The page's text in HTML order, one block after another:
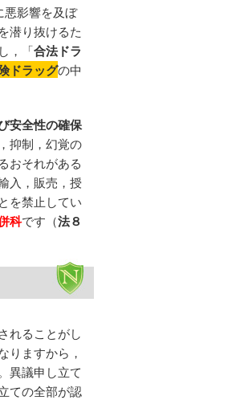
悪影響を及ぼ
潜り抜けるた
，「合法ドラ
ドラッグの中
安全性の確保
抑制，幻覚の
おそれがある
入，販売，授
を禁止してい
科です（法８
されることがし
りますから，
異議申し立て
ての全部が認